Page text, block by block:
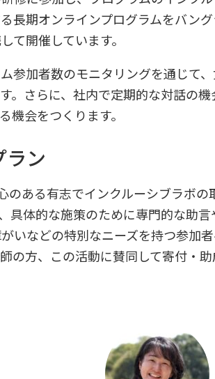
長期オンラインプログラムをバン
て開催しています。
参加者数のモニタリングを通じて
。さらに、社内で定期的な対話の
機会をつくります。
ラン
のある有志でインクルーシブラボ
具体的な施策のために専門的な助
いなどの特別なニーズを持つ参加
の方、この活動に賛同して寄付・